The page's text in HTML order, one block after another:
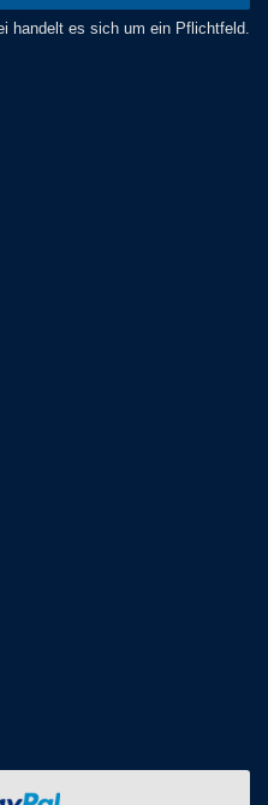
handelt es sich um ein Pflichtfeld.